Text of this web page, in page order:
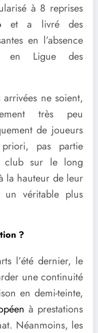
à 8 reprises
et a livré des
en l’absence
en Ligue des
ne soient,
très peu
de joueurs
pas partie
club sur le long
la hauteur de leur
un véritable plus
?
l’été dernier, le
une continuité
en demi-teinte,
à prestations
Néanmoins, les